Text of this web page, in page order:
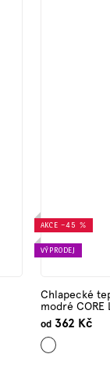
AKCE –45 %
VÝPRODEJ
Chlapecké
modré CORE
od362 Kč
Tmavě
modrá